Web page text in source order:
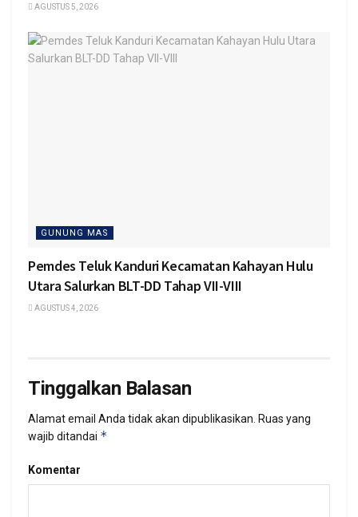
AGUSTUS 5, 2026
GUNUNG MAS
Pemdes Teluk Kanduri Kecamatan Kahayan Hulu
Utara Salurkan BLT-DD Tahap VII-VIII
AGUSTUS 4, 2026
Tinggalkan Balasan
Alamat email Anda tidak akan dipublikasikan. Ruas yang
wajib ditandai *
Komentar